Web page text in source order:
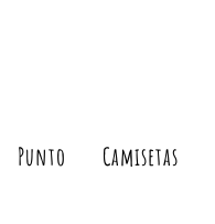
Punto Camisetas